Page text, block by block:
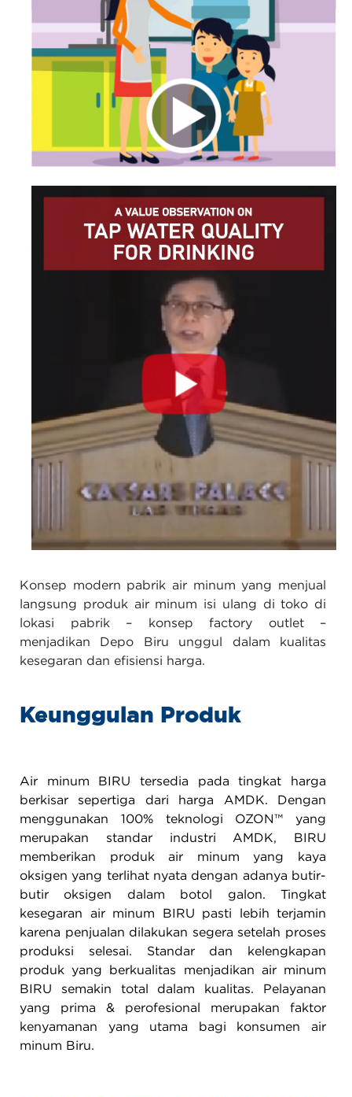
Konsep modern pabrik air minum yang menjual
langsung produk air minum isi ulang di toko di
lokasi pabrik – konsep factory outlet –
menjadikan Depo Biru unggul dalam kualitas
kesegaran dan efisiensi harga.
Keunggulan Produk
Air minum BIRU tersedia pada tingkat harga
berkisar sepertiga dari harga AMDK. Dengan
menggunakan 100% teknologi OZON™ yang
merupakan standar industri AMDK, BIRU
memberikan produk air minum yang kaya
oksigen yang terlihat nyata dengan adanya butir-
butir oksigen dalam botol galon. Tingkat
kesegaran air minum BIRU pasti lebih terjamin
karena penjualan dilakukan segera setelah proses
produksi selesai. Standar dan kelengkapan
produk yang berkualitas menjadikan air minum
BIRU semakin total dalam kualitas. Pelayanan
yang prima & perofesional merupakan faktor
kenyamanan yang utama bagi konsumen air
minum Biru.